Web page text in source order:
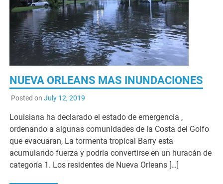
NUEVA ORLEANS MAS INUNDACIONES
Posted on July 12, 2019
Louisiana ha declarado el estado de emergencia ,
ordenando a algunas comunidades de la Costa del Golfo
que evacuaran, La tormenta tropical Barry esta
acumulando fuerza y podría convertirse en un huracán de
categoría 1. Los residentes de Nueva Orleans […]